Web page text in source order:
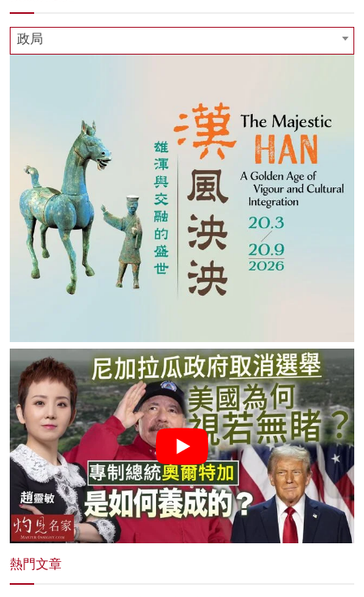
政局
熱門文章